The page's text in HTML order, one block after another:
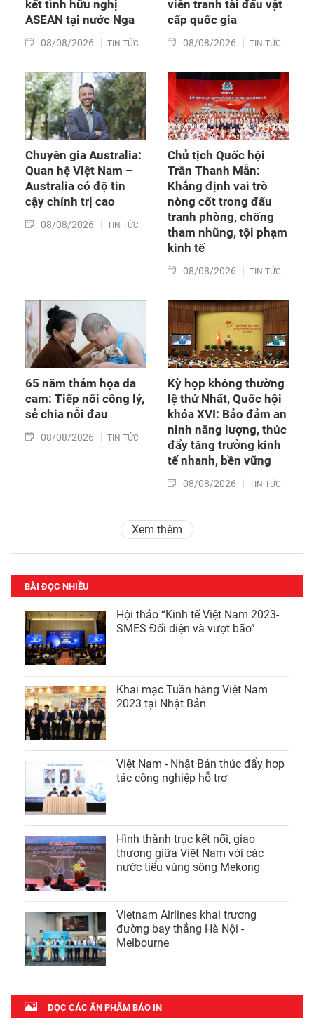
kết tình hữu nghị
ASEAN tại nước Nga
08/08/2026 TIN TỨC
viên tranh tài đấu vật
cấp quốc gia
08/08/2026 TIN TỨC
Chuyên gia Australia:
Quan hệ Việt Nam –
Australia có độ tin
cậy chính trị cao
08/08/2026 TIN TỨC
Chủ tịch Quốc hội
Trần Thanh Mẫn:
Khẳng định vai trò
nòng cốt trong đấu
tranh phòng, chống
tham nhũng, tội phạm
kinh tế
08/08/2026 TIN TỨC
65 năm thảm họa da
cam: Tiếp nối công lý,
sẻ chia nỗi đau
08/08/2026 TIN TỨC
Kỳ họp không thường
lệ thứ Nhất, Quốc hội
khóa XVI: Bảo đảm an
ninh năng lượng, thúc
đẩy tăng trưởng kinh
tế nhanh, bền vững
08/08/2026 TIN TỨC
Xem thêm
BÀI ĐỌC NHIỀU
Hội thảo “Kinh tế Việt Nam 2023-
SMES Đối diện và vượt bão”
Khai mạc Tuần hàng Việt Nam
2023 tại Nhật Bản
Việt Nam - Nhật Bản thúc đẩy hợp
tác công nghiệp hỗ trợ
Hình thành trục kết nối, giao
thương giữa Việt Nam với các
nước tiểu vùng sông Mekong
Vietnam Airlines khai trương
đường bay thẳng Hà Nội -
Melbourne
ĐỌC CÁC ẤN PHẨM BÁO IN